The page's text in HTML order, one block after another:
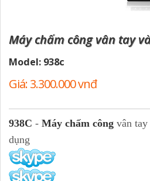
Máy chấm công vân tay
Model: 938c
Giá: 3.300.000 vnđ
938C - Máy chấm công vân
dụng